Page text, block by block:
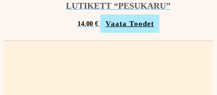
LUTIKETT “PESUKARU”
14.00 € Vaata Toodet